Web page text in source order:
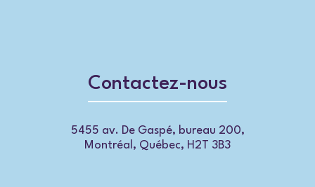
Contactez-nous
5455 av. De Gaspé, bureau 200,
Montréal, Québec, H2T 3B3